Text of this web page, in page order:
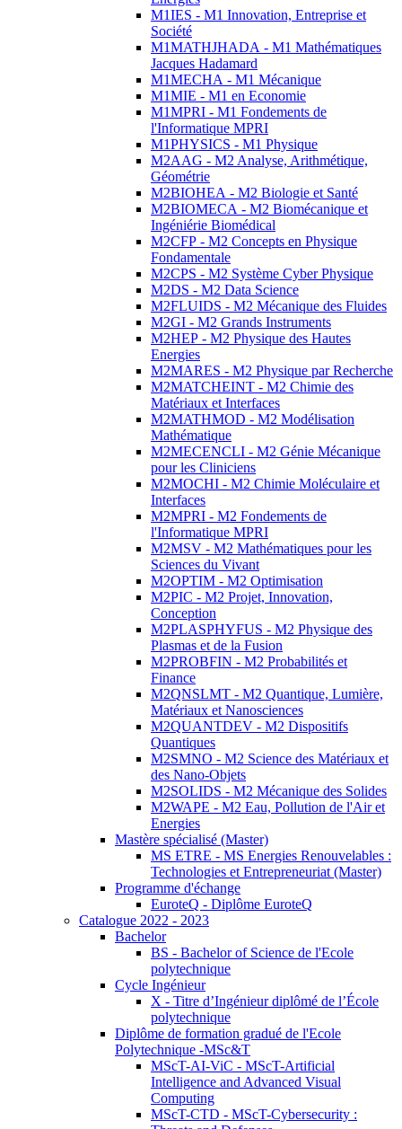
M1IES - M1 Innovation, Entreprise et
Société
M1MATHJHADA - M1 Mathématiques
Jacques Hadamard
M1MECHA - M1 Mécanique
M1MIE - M1 en Economie
M1MPRI - M1 Fondements de
l'Informatique MPRI
M1PHYSICS - M1 Physique
M2AAG - M2 Analyse, Arithmétique,
Géométrie
M2BIOHEA - M2 Biologie et Santé
M2BIOMECA - M2 Biomécanique et
Ingéniérie Biomédical
M2CFP - M2 Concepts en Physique
Fondamentale
M2CPS - M2 Système Cyber Physique
M2DS - M2 Data Science
M2FLUIDS - M2 Mécanique des Fluides
M2GI - M2 Grands Instruments
M2HEP - M2 Physique des Hautes
Energies
M2MARES - M2 Physique par Recherche
M2MATCHEINT - M2 Chimie des
Matériaux et Interfaces
M2MATHMOD - M2 Modélisation
Mathématique
M2MECENCLI - M2 Génie Mécanique
pour les Cliniciens
M2MOCHI - M2 Chimie Moléculaire et
Interfaces
M2MPRI - M2 Fondements de
l'Informatique MPRI
M2MSV - M2 Mathématiques pour les
Sciences du Vivant
M2OPTIM - M2 Optimisation
M2PIC - M2 Projet, Innovation,
Conception
M2PLASPHYFUS - M2 Physique des
Plasmas et de la Fusion
M2PROBFIN - M2 Probabilités et
Finance
M2QNSLMT - M2 Quantique, Lumière,
Matériaux et Nanosciences
M2QUANTDEV - M2 Dispositifs
Quantiques
M2SMNO - M2 Science des Matériaux et
des Nano-Objets
M2SOLIDS - M2 Mécanique des Solides
M2WAPE - M2 Eau, Pollution de l'Air et
Energies
Mastère spécialisé (Master)
MS ETRE - MS Energies Renouvelables :
Technologies et Entrepreneuriat (Master)
Programme d'échange
EuroteQ - Diplôme EuroteQ
Catalogue 2022 - 2023
Bachelor
BS - Bachelor of Science de l'Ecole
polytechnique
Cycle Ingénieur
X - Titre d’Ingénieur diplômé de l’École
polytechnique
Diplôme de formation gradué de l'Ecole
Polytechnique -MSc&T
MScT-AI-ViC - MScT-Artificial
Intelligence and Advanced Visual
Computing
MScT-CTD - MScT-Cybersecurity :